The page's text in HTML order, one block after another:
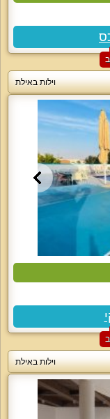
וילות באילת
וילות באילת